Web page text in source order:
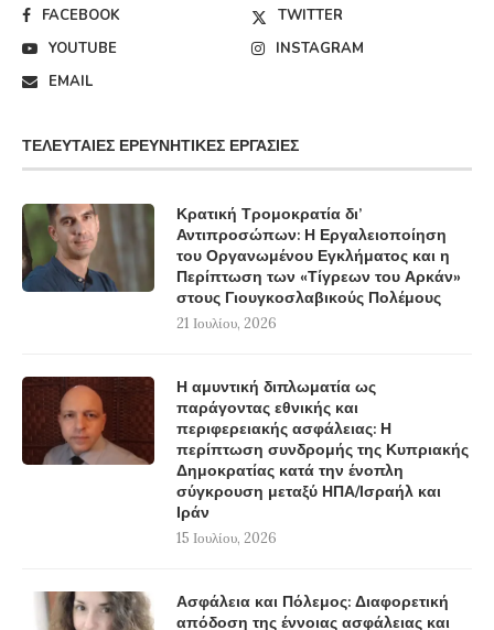
FACEBOOK
TWITTER
YOUTUBE
INSTAGRAM
EMAIL
ΤΕΛΕΥΤΑΊΕΣ ΕΡΕΥΝΗΤΙΚΈΣ ΕΡΓΑΣΊΕΣ
Κρατική Τρομοκρατία δι’
Αντιπροσώπων: Η Εργαλειοποίηση
του Οργανωμένου Εγκλήματος και η
Περίπτωση των «Τίγρεων του Αρκάν»
στους Γιουγκοσλαβικούς Πολέμους
21 Ιουλίου, 2026
Η αμυντική διπλωματία ως
παράγοντας εθνικής και
περιφερειακής ασφάλειας: Η
περίπτωση συνδρομής της Κυπριακής
Δημοκρατίας κατά την ένοπλη
σύγκρουση μεταξύ ΗΠΑ/Ισραήλ και
Ιράν
15 Ιουλίου, 2026
Ασφάλεια και Πόλεμος: Διαφορετική
απόδοση της έννοιας ασφάλειας και